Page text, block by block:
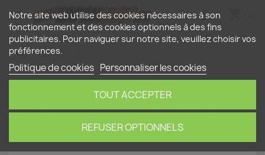
 
search
- stylo bille mécanique court DAY-BP14-WHYE
Notre site web utilise des cookies nécessaires à son
fonctionnement et des cookies optionnels à des fins
publicitaires. Pour naviguer sur notre site, veuillez choisir vos
préférences.
Politique de cookies Personnaliser les cookies
REFUSER OPTIONNELS
TOUT ACCEPTER